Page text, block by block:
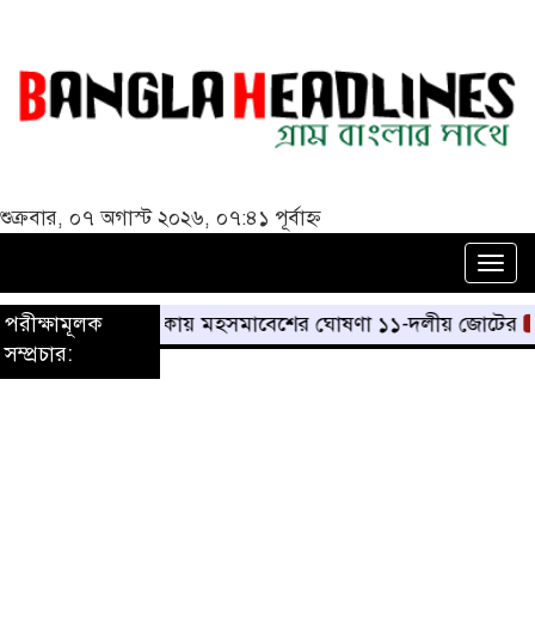
শুক্রবার, ০৭ অগাস্ট ২০২৬, ০৭:৪১ পূর্বাহ্ন
পরীক্ষামূলক
সম্প্রচার:
ঢাকায় মহসমাবেশের ঘোষণা ১১-দলীয় জোটের